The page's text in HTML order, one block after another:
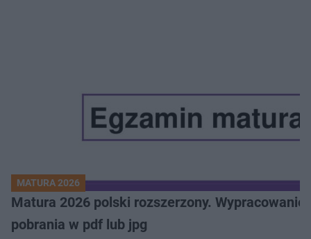
MATURA 2026
Matura 2026 polski rozszerzony.
pobrania w pdf lub jpg